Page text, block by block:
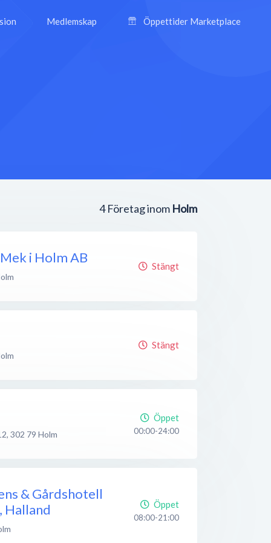
Medlemskap Öppettider Marketplace
4 Företag inom Holm
i Holm AB
Stängt
Stängt
, 302 79 Holm
Öppet
00:00-24:00
& Gårdshotell
Halland
Öppet
08:00-21:00